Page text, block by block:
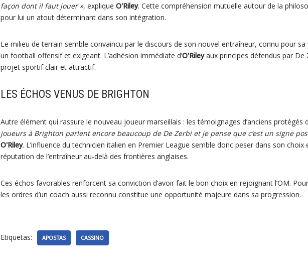
façon dont il faut jouer », explique O'Riley. Cette compréhension mutuelle autour de la
pour lui un atout déterminant dans son intégration.
Le milieu de terrain semble convaincu par le discours de son nouvel entraîneur, connu pour
un football offensif et exigeant. L’adhésion immédiate d’O'Rileyaux principes défendus par De
projet sportif clair et attractif.
LES ÉCHOS VENUS DE BRIGHTON
Autre élément qui rassure le nouveau joueur marseillais : les témoignages d’anciens protégés
joueurs à Brighton parlent encore beaucoup de De Zerbi et je pense que c’est un signe
O'Riley. L’influence du technicien italien en Premier League semble donc peser dans son choix
réputation de l’entraîneur au-delà des frontières anglaises.
Ces échos favorables renforcent sa conviction d’avoir fait le bon choix en rejoignant l’OM. Pour
les ordres d’un coach aussi reconnu constitue une opportunité majeure dans sa progression.
Etiquetas: APOSTAS CASSINO